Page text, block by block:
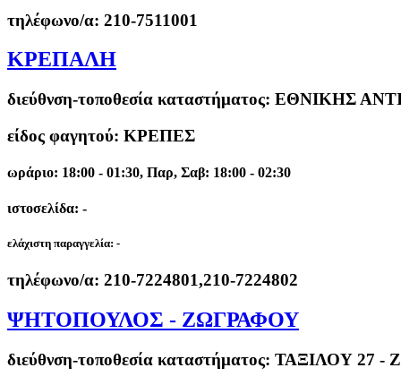
τηλέφωνο/α: 210-7511001
ΚΡΕΠΑΛΗ
διεύθνση-τοποθεσία καταστήματος: ΕΘΝΙΚΗΣ
είδος φαγητού: ΚΡΕΠΕΣ
ωράριο: 18:00 - 01:30, Παρ, Σαβ: 18:00 - 02:30
ιστοσελίδα: -
ελάχιστη παραγγελία: -
τηλέφωνο/α: 210-7224801,210-7224802
ΨΗΤΟΠΟΥΛΟΣ - ΖΩΓΡΑΦΟΥ
διεύθνση-τοποθεσία καταστήματος: ΤΑΞΙΛΟΥ 27 -